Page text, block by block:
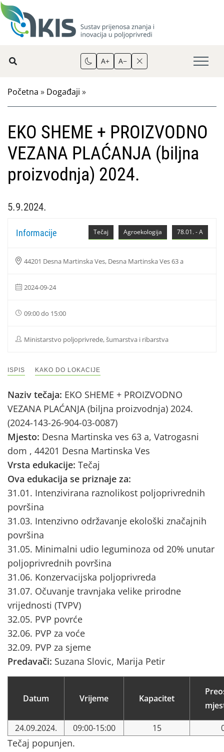
A+ A−
Početna » Događaji »
EKO SHEME + PROIZVODNO
VEZANA PLAĆANJA (biljna
proizvodnja) 2024.
5.9.2024.
78.01. - A
Agroekologija
Tečaj
Informacije
44201 Desna Martinska Ves, Desna Martinska Ves 63 a
2024-09-24
09:00 do 15:00
Ministarstvo poljoprivrede, šumarstva i ribarstva
ISPIS KAKO DO LOKACIJE
Naziv tečaja: EKO SHEME + PROIZVODNO
VEZANA PLAĆANJA (biljna proizvodnja) 2024.
(2024-143-26-904-03-0087)
Mjesto: Desna Martinska ves 63 a, Vatrogasni
dom , 44201 Desna Martinska Ves
Vrsta edukacije: Tečaj
Ova edukacija se priznaje za:
31.01. Intenzivirana raznolikost poljoprivrednih
površina
31.03. Intenzivno održavanje ekološki značajnih
površina
31.05. Minimalni udio leguminoza od 20% unutar
poljoprivrednih površina
31.06. Konzervacijska poljoprivreda
31.07. Očuvanje travnjaka velike prirodne
vrijednosti (TVPV)
32.05. PVP povrće
32.06. PVP za voće
32.09. PVP za sjeme
Predavači: Suzana Slovic, Marija Petir
Datum Vrijeme Kapacitet
24.09.2024. 09:00-15:00 15
Tečaj popunjen.